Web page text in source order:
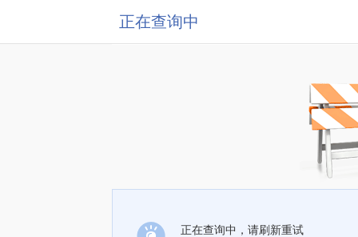
正在查询中
正在查询中，请刷新重试